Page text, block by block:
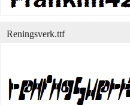
Reningsverk.ttf